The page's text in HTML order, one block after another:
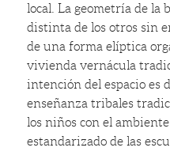
local. La geometría de la
distinta de los otros sin
de una forma elíptica
vivienda vernácula
intención del espacio es
enseñanza tribales
los niños con el
estandarizado de las